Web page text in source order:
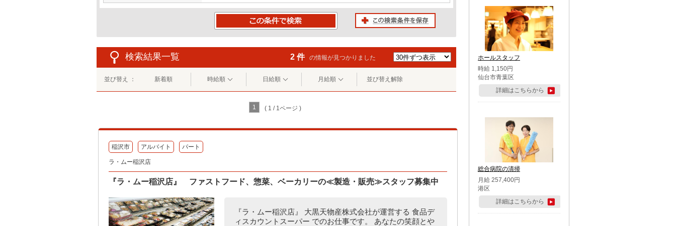
検索結果一覧 2 件 の情報が見つかりました
並び替え ： 新着順 時給順 日給順 月給順 並び替え解除
1 ( 1 / 1ページ )
稲沢市 アルバイト パート
ラ・ムー稲沢店
『ラ・ムー稲沢店』 ファストフード、惣菜、ベーカリーの≪製造・販売≫スタッフ募集中
『ラ・ムー稲沢店』 大黒天物産株式会社が運営する 食品デ
ィスカウントスーパー でのお仕事です。 あなたの笑顔とや
ホールスタッフ
時給 1,150円
仙台市青葉区
詳細はこちらから
総合病院の清掃
月給 257,400円
港区
詳細はこちらから